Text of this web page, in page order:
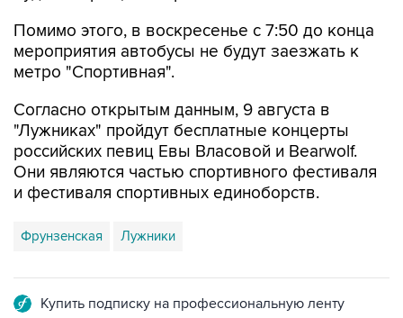
метро "Спортивная".
Согласно открытым данным, 9 августа в
российских певиц Евы Власовой и Bearwolf.
Они являются частью спортивного фестиваля
и фестиваля спортивных единоборств.
Фрунзенская Лужники
Подписаться на рассылку главных новостей сайта